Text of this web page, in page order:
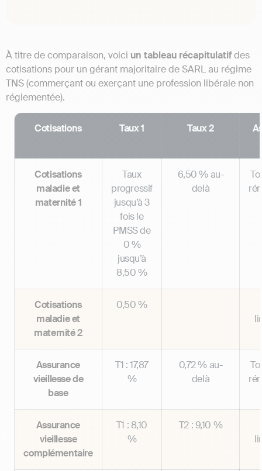
À titre de comparaison, voici un tableau récapitulatifdes
cotisations pour un gérant majoritaire de SARL au régime
TNS (commerçant ou exerçant une profession libérale non
réglementée).
Cotisations Taux 1 Taux 2
Cotisations
maladie et
maternité 1
Taux
progressif
jusqu’à 3
fois le
PMSS de
0 %
jusqu’à
8,50 %
6,50 % au-
delà
Cotisations
maladie et
maternité 2
0,50 %
Assurance
vieillesse de
base
T1 : 17,87
%
0,72 % au-
delà
Assurance
vieillesse
complémentaire
T1 : 8,10
%
T2 : 9,10 %